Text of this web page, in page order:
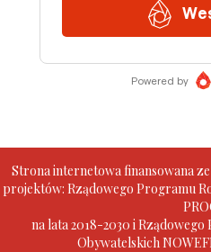
Strona internetowa finansowana
projektów: Rządowego Programu
na lata 2018-2030 i
Obywatelskich